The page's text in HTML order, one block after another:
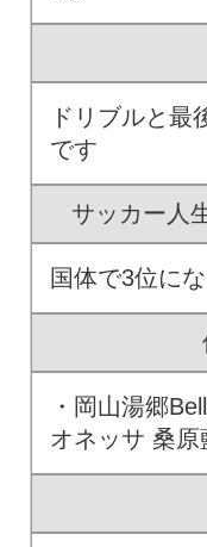
ドリブルと最
です
サッカー人
国体で3位に
・岡山湯郷
オネッサ 桑原